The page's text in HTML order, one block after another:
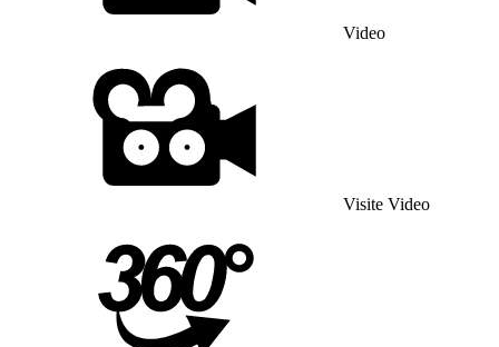
Video
Visite Video